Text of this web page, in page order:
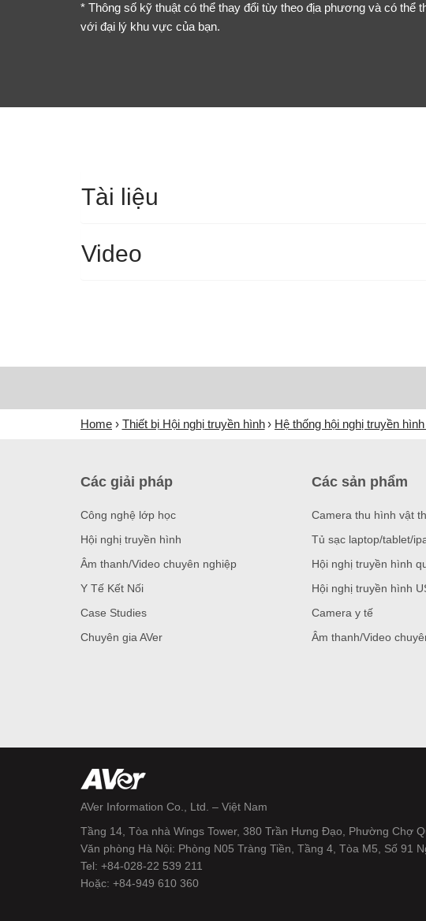
* Thông số kỹ thuật có thể thay đổi tùy theo địa phương và có thể
với đại lý khu vực của bạn.
Tài liệu
Video
Home Thiết bị Hội nghị truyền hình Hệ thống hội nghị truyền
Các giải pháp
Công nghệ lớp học
Hội nghị truyền hình
Âm thanh/Video chuyên nghiệp
Y Tế Kết Nối
Case Studies
Chuyên gia AVer
Các sản phẩm
Camera thu hình vật
Tủ sạc laptop/tablet/
Hội nghị truyền hình
Hội nghị truyền hình
Camera y tế
Âm thanh/Video
AVer Information Co., Ltd. – Việt Nam
Tầng 14, Tòa nhà Wings Tower, 380 Trần Hưng Đạo, Phường Chợ
Văn phòng Hà Nội: Phòng N05 Tràng Tiền, Tầng 4, Tòa M5, Số 91
Tel: +84-028-22 539 211
Hoặc: +84-949 610 360